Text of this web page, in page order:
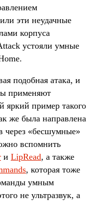
эти неудачные
корпуса
устояли умные
подобная атака, и
применяют
яркий пример такого
же была направлена
через «бесшумные»
вспомнить
и LipRead, а также
, которая тоже
умным
не ультразвук, а